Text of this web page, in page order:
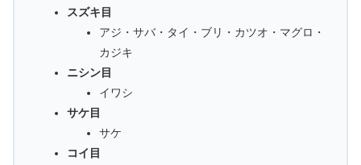
スズキ目
アジ・サバ・タイ・ブリ・カツオ・マグロ・
カジキ
ニシン目
イワシ
サケ目
サケ
コイ目